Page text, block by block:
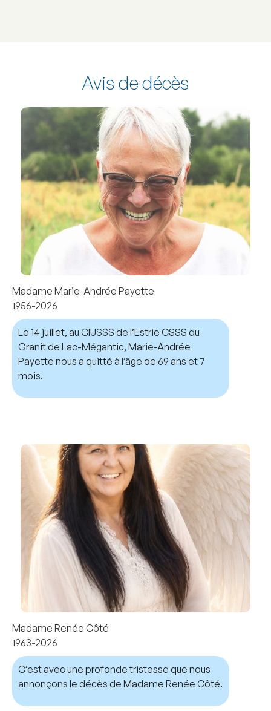
Avis de décès
Madame Marie-Andrée Payette
1956-2026
Le 14 juillet, au CIUSSS de l’Estrie CSSS du
Granit de Lac-Mégantic, Marie-Andrée
Payette nous a quitté à l’âge de 69 ans et 7
mois.
Madame Renée Côté
1963-2026
C’est avec une profonde tristesse que nous
annonçons le décès de Madame Renée Côté.